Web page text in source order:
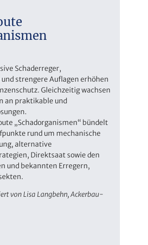
Schaderreger,
strengere Auflagen erhöhen
Gleichzeitig wachsen
an praktikable und
„Schadorganismen“ bündelt
rund um mechanische
alternative
Direktsaat sowie den
und bekannten Erregern,
von Lisa Langbehn, Ackerbau-